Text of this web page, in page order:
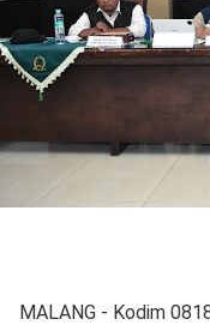
MALANG - Kodim